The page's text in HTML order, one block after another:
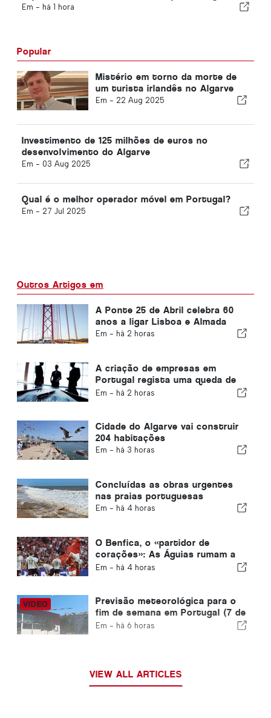
Em - há 1 hora
Popular
Mistério em torno da morte de
um turista irlandês no Algarve
Em - 22 Aug 2025
Investimento de 125 milhões de euros no
desenvolvimento do Algarve
Em - 03 Aug 2025
Qual é o melhor operador móvel em Portugal?
Em - 27 Jul 2025
Outros Artigos em
A Ponte 25 de Abril celebra 60
anos a ligar Lisboa e Almada
Em - há 2 horas
A criação de empresas em
Portugal regista uma queda de
4,2%
Em - há 2 horas
Cidade do Algarve vai construir
204 habitações
Em - há 3 horas
Concluídas as obras urgentes
nas praias portuguesas
Em - há 4 horas
O Benfica, o «partidor de
corações»: As Águias rumam a
Edimburgo com um pé já na fase
Em - há 4 horas
Previsão meteorológica para o
fim de semana em Portugal (7 de
agosto): O que esperar em todo
Em - há 6 horas
VIEW ALL ARTICLES